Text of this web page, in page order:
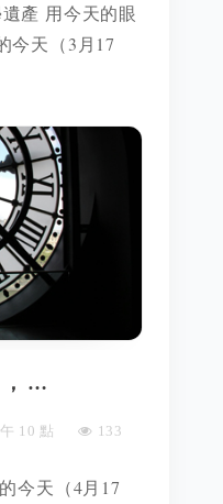
產 用今天的眼
今天（3月17
，…
10 點 133
今天（4月17